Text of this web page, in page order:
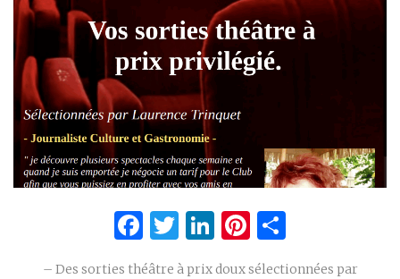
Facebook
Twitter
LinkedIn
Pinterest
– Des sorties théâtre à prix doux sélectionnées par